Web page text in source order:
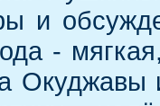
и
-